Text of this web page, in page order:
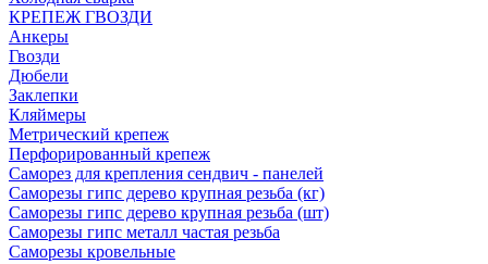
КРЕПЕЖ ГВОЗДИ
Анкеры
Гвозди
Дюбели
Заклепки
Кляймеры
Метрический крепеж
Перфорированный крепеж
Саморез для крепления сендвич - панелей
Саморезы гипс дерево крупная резьба (кг)
Саморезы гипс дерево крупная резьба (шт)
Саморезы гипс металл частая резьба
Саморезы кровельные